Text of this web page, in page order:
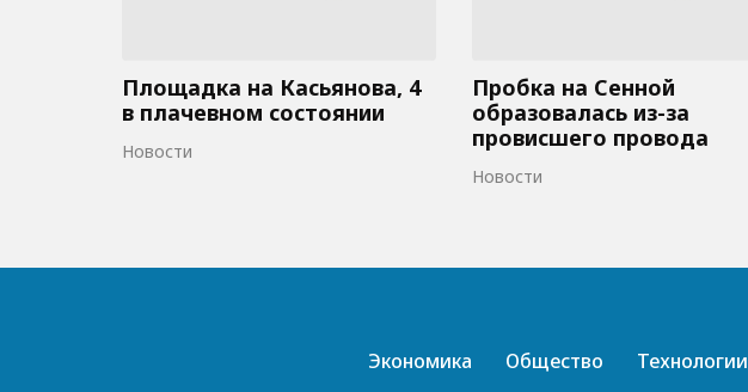
Площадка на Касьянова, 4
в плачевном состоянии
Новости
Пробка на Сенной
образовалась из-за
провисшего провода
Новости
Экономика Общество Технологии